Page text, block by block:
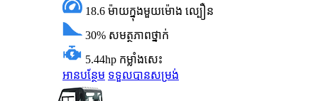
18.6 ម៉ាយក្នុងមួយម៉ោង ល្បឿន
30% សមត្ថភាពថ្នាក់
5.44hp កម្លាំងសេះ
អានបន្ថែម ទទួលបានសម្រង់